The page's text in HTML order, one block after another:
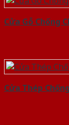
Cửa Gỗ Chống
Cửa Thép